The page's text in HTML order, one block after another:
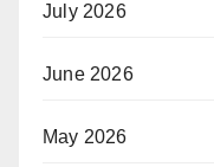
July 2026
June 2026
May 2026